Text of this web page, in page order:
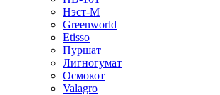
Нэст-М
Greenworld
Etisso
Пуршат
Лигногумат
Осмокот
Valagro